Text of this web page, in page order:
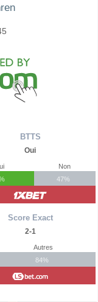
BTTS
Oui
Non
47%
Score Exact
2-1
Autres
84%